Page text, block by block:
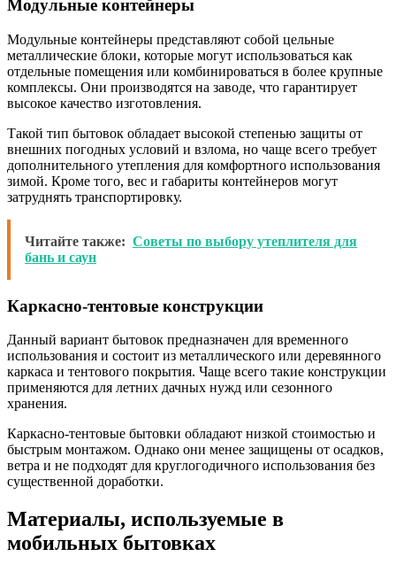
Модульные контейнеры
Модульные контейнеры представляют собой цельные
металлические блоки, которые могут использоваться как
отдельные помещения или комбинироваться в более крупные
комплексы. Они производятся на заводе, что гарантирует
высокое качество изготовления.
Такой тип бытовок обладает высокой степенью защиты от
внешних погодных условий и взлома, но чаще всего требует
дополнительного утепления для комфортного использования
зимой. Кроме того, вес и габариты контейнеров могут
затруднять транспортировку.
Читайте также: Советы по выбору утеплителя для
бань и саун
Каркасно-тентовые конструкции
Данный вариант бытовок предназначен для временного
использования и состоит из металлического или деревянного
каркаса и тентового покрытия. Чаще всего такие конструкции
применяются для летних дачных нужд или сезонного
хранения.
Каркасно-тентовые бытовки обладают низкой стоимостью и
быстрым монтажом. Однако они менее защищены от осадков,
ветра и не подходят для круглогодичного использования без
существенной доработки.
Материалы, используемые в
мобильных бытовках